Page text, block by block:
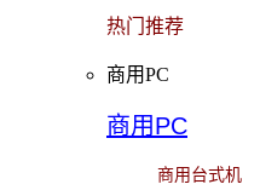
热门推荐
商用PC
商用PC
商用台式机